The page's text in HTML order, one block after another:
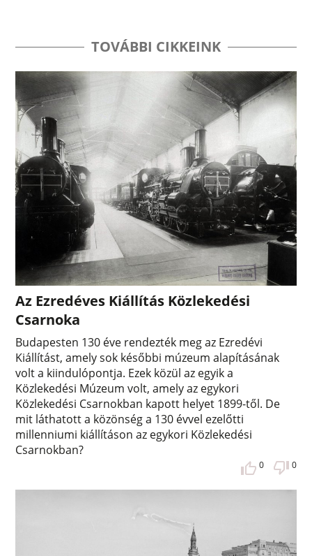
TOVÁBBI CIKKEINK
Az Ezredéves Kiállítás Közlekedési
Csarnoka
Budapesten 130 éve rendezték meg az Ezredévi
Kiállítást, amely sok későbbi múzeum alapításának
volt a kiindulópontja. Ezek közül az egyik a
Közlekedési Múzeum volt, amely az egykori
Közlekedési Csarnokban kapott helyet 1899-től. De
mit láthatott a közönség a 130 évvel ezelőtti
millenniumi kiállításon az egykori Közlekedési
Csarnokban?
0 0